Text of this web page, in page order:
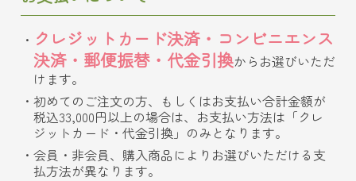
クレジットカード決済・コンビニエンス
決済・郵便振替・代金引換からお選びいただ
けます。
初めてのご注文の方、もしくはお支払い合計金額が
税込33,000円以上の場合は、お支払い方法は「クレ
ジットカード・代金引換」のみとなります。
会員・非会員、購入商品によりお選びいただける支
払方法が異なります。